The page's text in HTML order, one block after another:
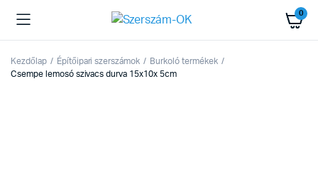
0
Kezdőlap Építőipari szerszámok
Burkoló termékek
Csempe lemosó szivacs durva 15x10x 5cm